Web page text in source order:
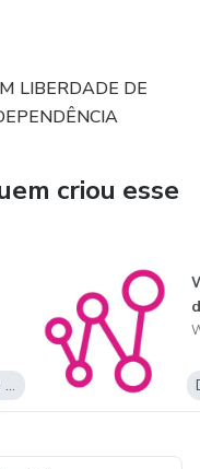
LIBERDADE DE
criou esse
Desenvolvimento Pessoal